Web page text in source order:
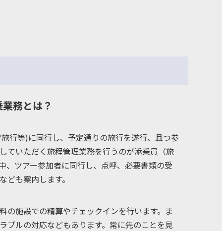
務とは？
行等)に同行し、予定通りの旅行を遂行、且つ参
ていただく旅程管理業務を行うのが添乗員（旅
、ツアー参加者に同行し、点呼、必要書類の受
ども案内します。
の施設での精算やチェックインを行います。ま
ブルの対応などもあります。常に先のことを見